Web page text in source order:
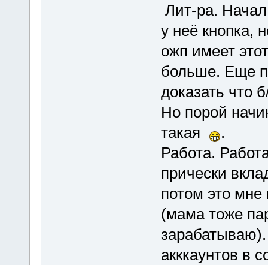
Лит-ра.
у неё кнопка,
ожп имеет
больше. Еще
доказать что
Но порой
такая
.
Работа.
прически
потом это
(мама тоже
зарабатываю).
акккаунтов в